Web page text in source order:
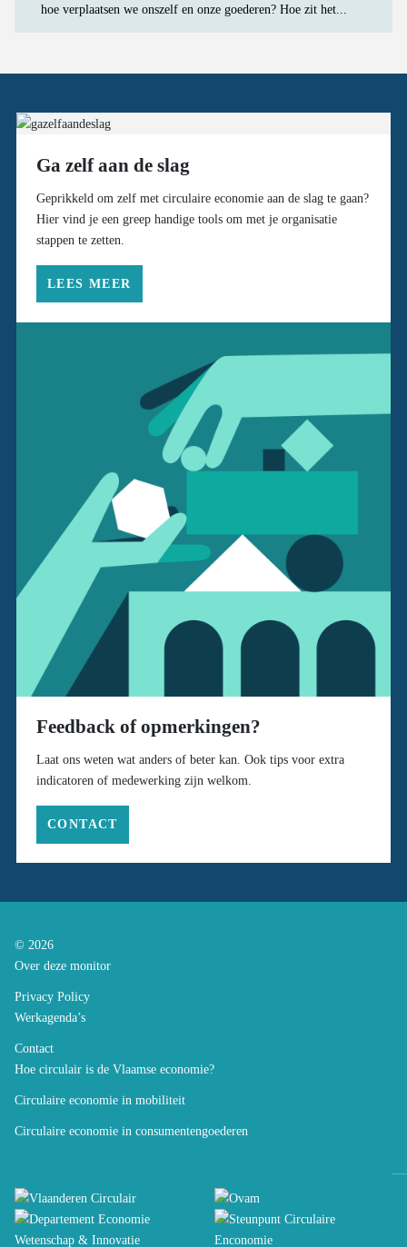
hoe verplaatsen we onszelf en onze goederen? Hoe zit het...
Ga zelf aan de slag
Geprikkeld om zelf met circulaire economie aan de slag te gaan?
Hier vind je een greep handige tools om met je organisatie
stappen te zetten.
LEES MEER
Feedback of opmerkingen?
Laat ons weten wat anders of beter kan. Ook tips voor extra
indicatoren of medewerking zijn welkom.
CONTACT
© 2026
Over deze monitor
Privacy Policy
Werkagenda’s
Contact
Hoe circulair is de Vlaamse economie?
Circulaire economie in mobiliteit
Circulaire economie in consumentengoederen